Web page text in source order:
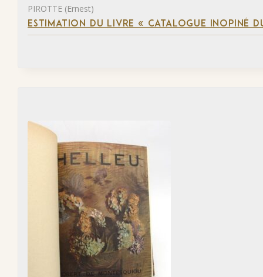
PIROTTE (Ernest)
ESTIMATION DU LIVRE « CATALOGUE INOPINÉ